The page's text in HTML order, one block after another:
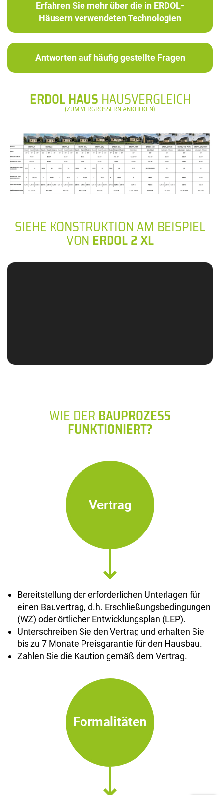
Erfahren Sie mehr über die in ERDOL-
Häusern verwendeten Technologien
Antworten auf häufig gestellte Fragen
ERDOL HAUS HAUSVERGLEICH
(ZUM VERGRÖSSERN ANKLICKEN)
SIEHE KONSTRUKTION AM BEISPIEL
VONERDOL 2 XL
WIE DERBAUPROZESS
FUNKTIONIERT?
Vertrag
Bereitstellung der erforderlichen Unterlagen für
einen Bauvertrag, d.h. Erschließungsbedingungen
(WZ) oder örtlicher Entwicklungsplan (LEP).
Unterschreiben Sie den Vertrag und erhalten Sie
bis zu 7 Monate Preisgarantie für den Hausbau.
Zahlen Sie die Kaution gemäß dem Vertrag.
Formalitäten